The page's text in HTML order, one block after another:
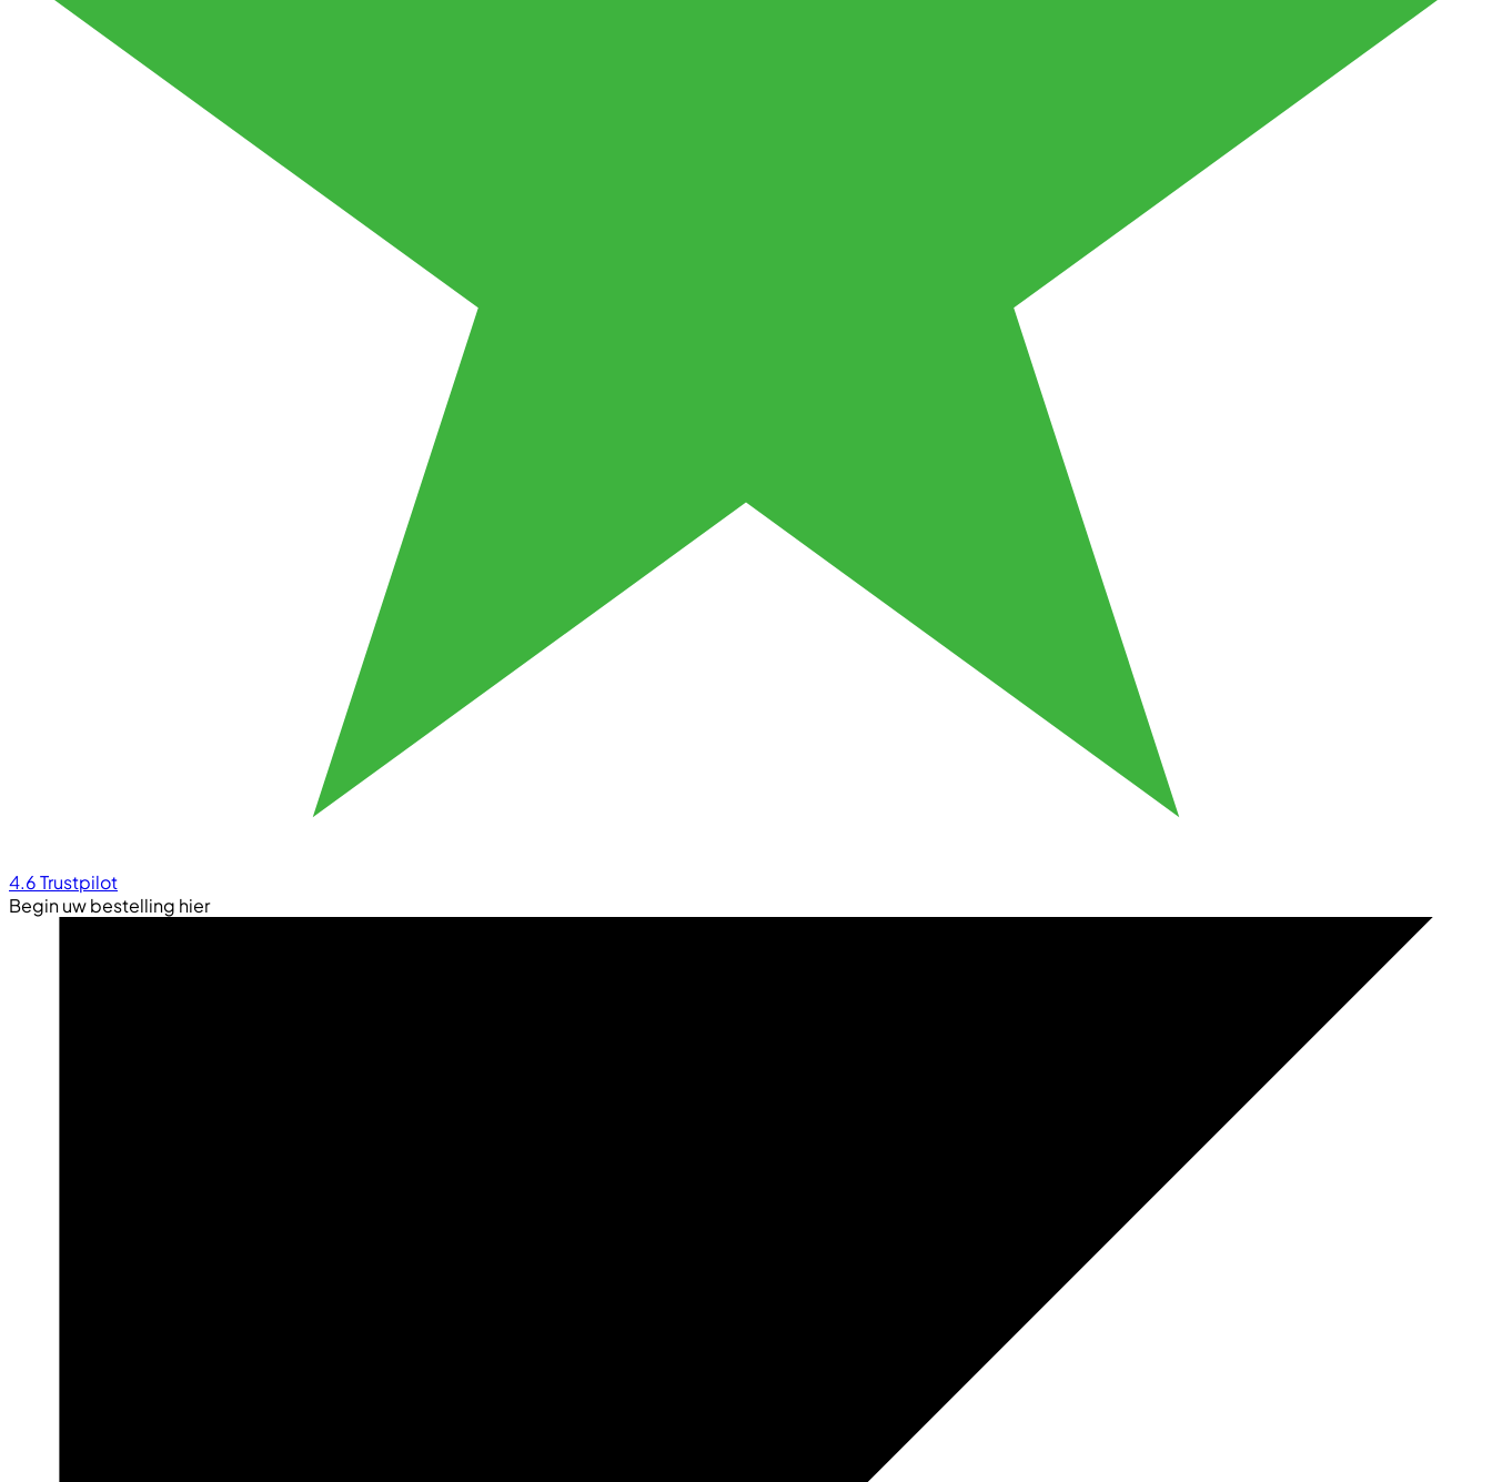
4.6Trustpilot
Begin uw bestelling hier